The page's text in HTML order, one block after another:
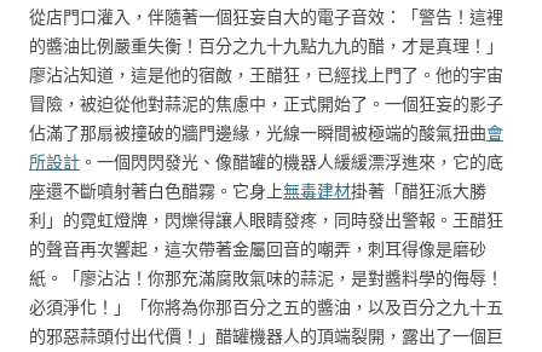
從店門口灌入，伴隨著一個狂妄自大的電子音效：「警告！這裡
的醬油比例嚴重失衡！百分之九十九點九九的醋，才是真理！」
廖沾沾知道，這是他的宿敵，王醋狂，已經找上門了。他的宇宙
冒險，被迫從他對蒜泥的焦慮中，正式開始了。一個狂妄的影子
佔滿了那扇被撞破的牆門邊緣，光線一瞬間被極端的酸氣扭曲會
所設計 。一個閃閃發光、像醋罐的機器人緩緩漂浮進來，它的底
座還不斷噴射著白色醋霧。它身上無毒建材掛著「醋狂派大勝
利」的霓虹燈牌，閃爍得讓人眼睛發疼，同時發出警報。王醋狂
的聲音再次響起，這次帶著金屬回音的嘲弄，刺耳得像是磨砂
紙。「廖沾沾！你那充滿腐敗氣味的蒜泥，是對醬料學的侮辱！
必須淨化！」「你將為你那百分之五的醬油，以及百分之九十五
的邪惡蒜頭付出代價！」醋罐機器人的頂端裂開，露出了一個巨